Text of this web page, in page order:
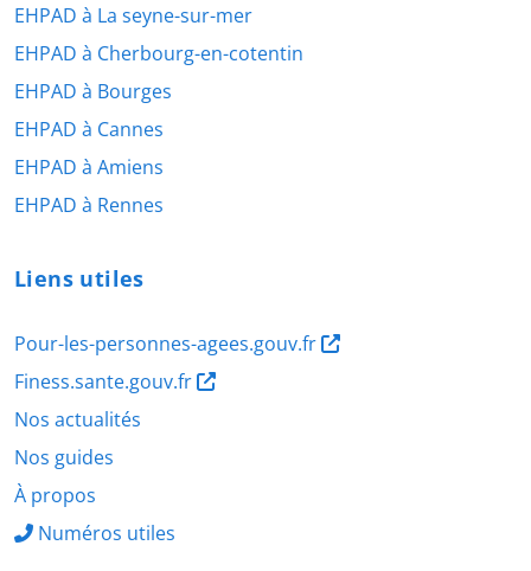
EHPAD à La seyne-sur-mer
EHPAD à Cherbourg-en-cotentin
EHPAD à Bourges
EHPAD à Cannes
EHPAD à Amiens
EHPAD à Rennes
Liens utiles
Pour-les-personnes-agees.gouv.fr
Finess.sante.gouv.fr
Nos actualités
Nos guides
À propos
Numéros utiles